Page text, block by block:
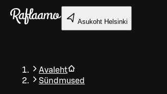
Liigu peamise sisu juurde
Asukoht Helsinki
Avaleht
Sündmused
Tagasi